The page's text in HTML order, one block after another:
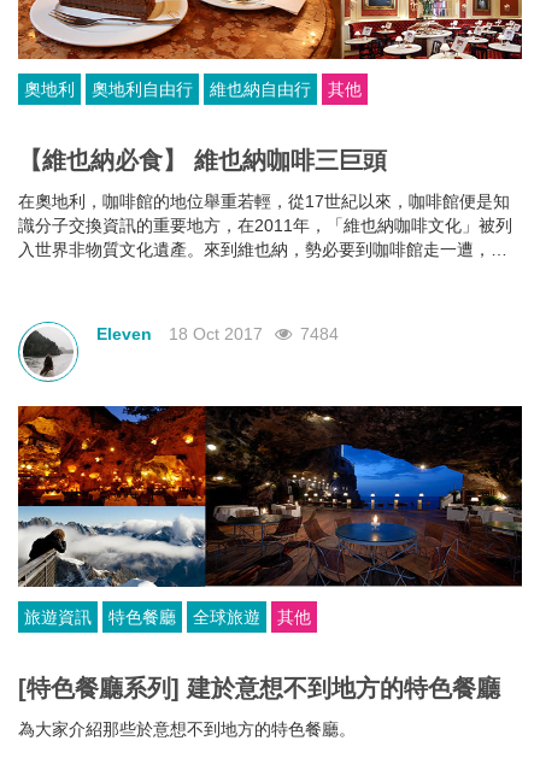
奧地利 奧地利自由行 維也納自由行 其他
【維也納必食】 維也納咖啡三巨頭
在奧地利，咖啡館的地位舉重若輕，從17世紀以來，咖啡館便是知
識分子交換資訊的重要地方，在2011年，「維也納咖啡文化」被列
入世界非物質文化遺產。來到維也納，勢必要到咖啡館走一遭，說
Eleven
18 Oct 2017 7484
旅遊資訊 特色餐廳 全球旅遊 其他
[特色餐廳系列] 建於意想不到地方的特色餐廳
為大家介紹那些於意想不到地方的特色餐廳。